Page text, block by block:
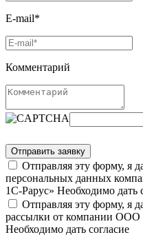
E-mail*
Комментарий
Отправляя эту форму, я
персональных данных
1С-Рарус» Необходимо дать
Отправляя эту форму, я
рассылки от компании
Необходимо дать согласие